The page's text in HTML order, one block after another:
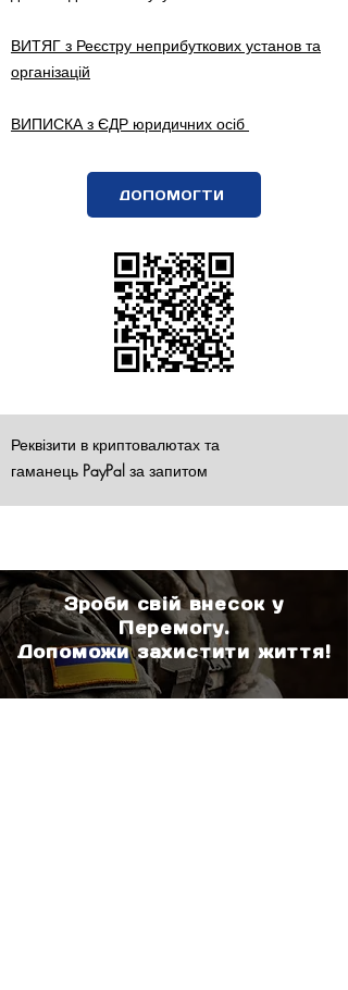
ВИТЯГ з Реєстру неприбуткових установ та
організацій
ВИПИСКА з ЄДР юридичних осіб
ДОПОМОГТИ
Реквізити в криптовалютах та
гаманець PayPal за запитом
Зроби свій внесок у
Перемогу.
Допоможи захистити життя!